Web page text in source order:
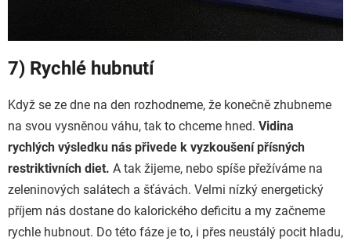
7) Rychlé hubnutí
Když se ze dne na den rozhodneme, že konečně zhubneme
na svou vysněnou váhu, tak to chceme hned. Vidina
rychlých výsledku nás přivede k vyzkoušení přísných
restriktivních diet. A tak žijeme, nebo spíše přežíváme na
zeleninových salátech a šťávách. Velmi nízký energetický
příjem nás dostane do kalorického deficitu a my začneme
rychle hubnout. Do této fáze je to, i přes neustálý pocit hladu,